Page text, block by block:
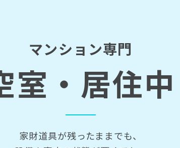
マンション専門
室・居住中
家財道具が残ったままでも、